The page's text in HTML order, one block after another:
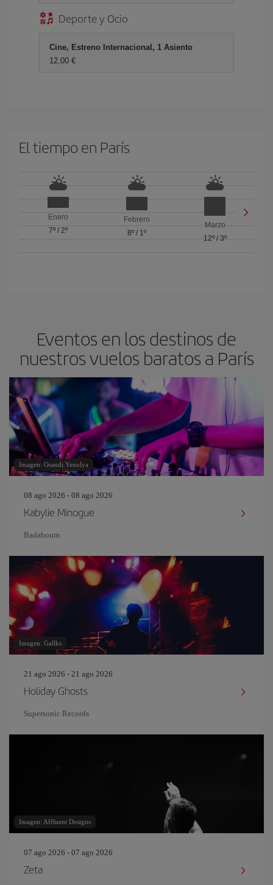
Deporte y Ocio
Cine, Estreno Internacional, 1 Asiento
12,00
El tiempo en París
Enero
7º/ 2º
Febrero
8º/ 1º
Marzo
12º/ 3º
Eventos en los destinos de
nuestros vuelos baratos a París
Imagen: Osandi Yenulya
08 ago 2026 - 08 ago 2026
Kabylie Minogue
Badaboum
Imagen: Gallks
21 ago 2026 - 21 ago 2026
Holiday Ghosts
Supersonic Records
Imagen: Affluent Designs
07 ago 2026 - 07 ago 2026
Zeta